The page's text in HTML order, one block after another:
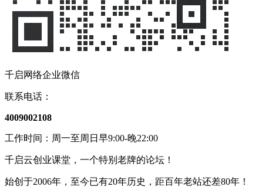
千启网络企业微信
联系电话：
4009002108
工作时间：周一至周日早9:00-晚22:00
千启云创业课堂，一个特别老牌的论坛！
始创于2006年，至今已有20年历史，距百年老站还差80年！